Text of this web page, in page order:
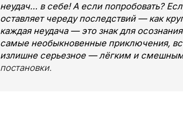
неудач… в себе! А если попробовать?
оставляет череду последствий — как
каждая неудача — это знак для
самые необыкновенные приключения,
излишне серьезное — лёгким и
постановки.